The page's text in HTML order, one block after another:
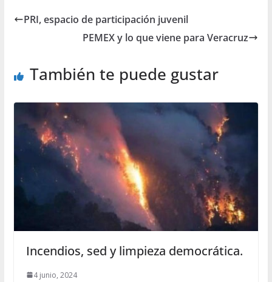
PRI, espacio de participación juvenil
PEMEX y lo que viene para Veracruz
También te puede gustar
Incendios, sed y limpieza democrática.
4 junio, 2024